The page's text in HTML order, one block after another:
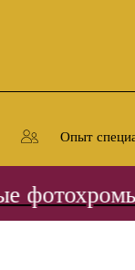
Опыт
фотохромы